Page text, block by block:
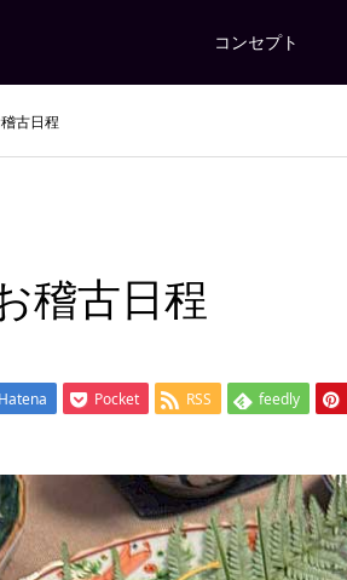
コンセプト
古日程
稽古日程
Hatena Pocket RSS feedly